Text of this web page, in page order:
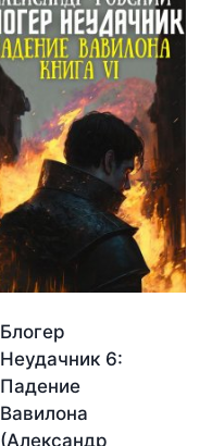
Блогер
Неудачник 6:
Падение
Вавилона
(Александр